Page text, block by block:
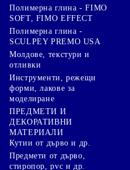
Полимерна глина - FIMO
SOFT, FIMO EFFECT
Полимерна глина -
SCULPEY PREMO USA
Молдове, текстури и
отливки
Инструменти, режещи
форми, лакове за
моделиране
ПРЕДМЕТИ И
ДЕКОРАТИВНИ
МАТЕРИАЛИ
Кутии от дърво и др.
Предмети от дърво,
стиропор, pvc и др.